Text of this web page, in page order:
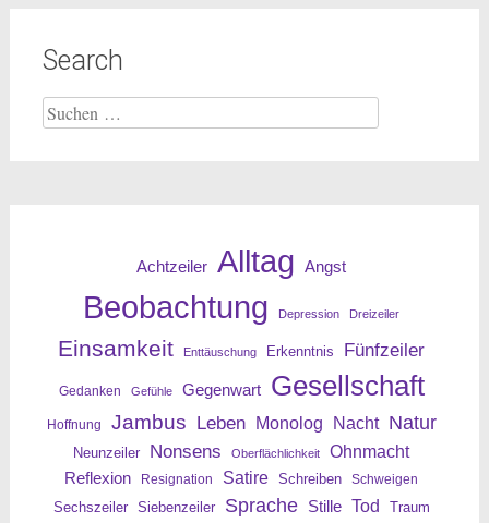
Search
Suche
nach:
Achtzeiler Alltag Angst
Beobachtung Depression Dreizeiler
Einsamkeit Enttäuschung Erkenntnis Fünfzeiler
Gedanken Gefühle Gegenwart Gesellschaft
Hoffnung Jambus Leben Monolog Nacht Natur
Neunzeiler Nonsens Oberflächlichkeit
Ohnmacht
Reflexion
Resignation Satire Schreiben Schweigen
Sechszeiler Siebenzeiler Sprache Stille Tod Traum